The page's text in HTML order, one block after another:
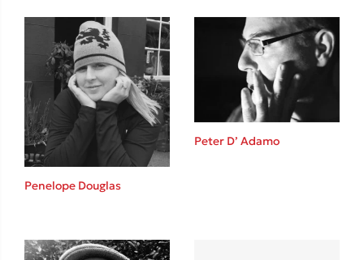
Ιωάννης Γλωσσόπουλος
Ένας γίγαντας στο σχολείο
Penelope Douglas
Peter D’ Adamo